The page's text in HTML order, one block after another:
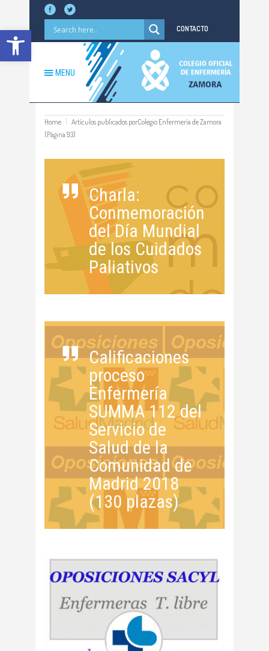
Abrir barra de herramientas CONTACTO
MENU
Home
Artículos publicados porColegio Enfermería de Zamora
(Página 93)
Charla:
Conmemoración
del Día Mundial
de los Cuidados
Paliativos
Calificaciones
proceso
Enfermería
SUMMA 112 del
Servicio de
Salud de la
Comunidad de
Madrid 2018
(130 plazas)